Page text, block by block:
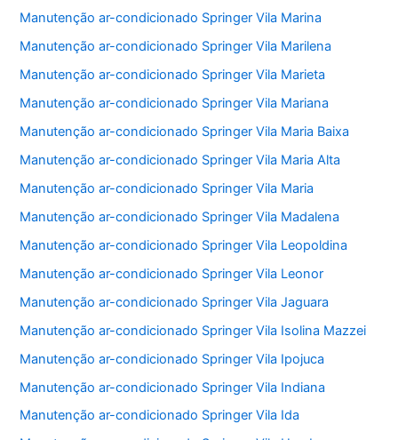
Manutenção ar-condicionado Springer Vila Marina
Manutenção ar-condicionado Springer Vila Marilena
Manutenção ar-condicionado Springer Vila Marieta
Manutenção ar-condicionado Springer Vila Mariana
Manutenção ar-condicionado Springer Vila Maria Baixa
Manutenção ar-condicionado Springer Vila Maria Alta
Manutenção ar-condicionado Springer Vila Maria
Manutenção ar-condicionado Springer Vila Madalena
Manutenção ar-condicionado Springer Vila Leopoldina
Manutenção ar-condicionado Springer Vila Leonor
Manutenção ar-condicionado Springer Vila Jaguara
Manutenção ar-condicionado Springer Vila Isolina Mazzei
Manutenção ar-condicionado Springer Vila Ipojuca
Manutenção ar-condicionado Springer Vila Indiana
Manutenção ar-condicionado Springer Vila Ida